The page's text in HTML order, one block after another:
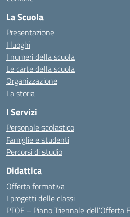
La Scuola
Presentazione
I luoghi
I numeri della scuola
Le carte della scuola
Organizzazione
La storia
I Servizi
Personale scolastico
Famiglie e studenti
Percorsi di studio
Didattica
Offerta formativa
I progetti delle classi
PTOF – Piano Triennale dell’Offerta